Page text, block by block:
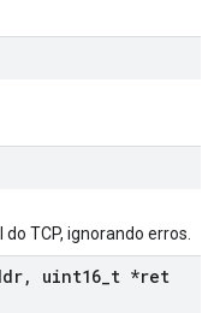
TCP, ignorando erros.
, uint16 t *ret